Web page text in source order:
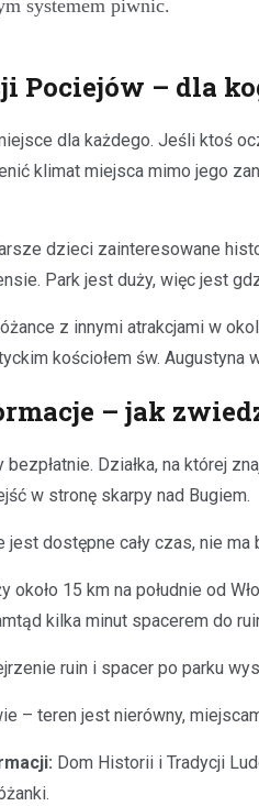
systemem piwnic.
Pociejów – dla
dla każdego. Jeśli ktoś
klimat miejsca mimo jego
dzieci zainteresowane
Park jest duży, więc jest
z innymi atrakcjami w
kościołem św.
– jak
Działka, na której
w stronę skarpy nad Bugiem.
jest dostępne cały czas, nie
około 15 km na południe od
kilka minut spacerem do
ruin i spacer po parku
– teren jest nierówny,
Dom Historii i Tradycji